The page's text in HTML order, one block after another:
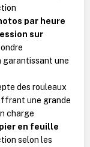
par heure
sur
garantissant une
des rouleaux
une grande
charge
en feuille
selon les